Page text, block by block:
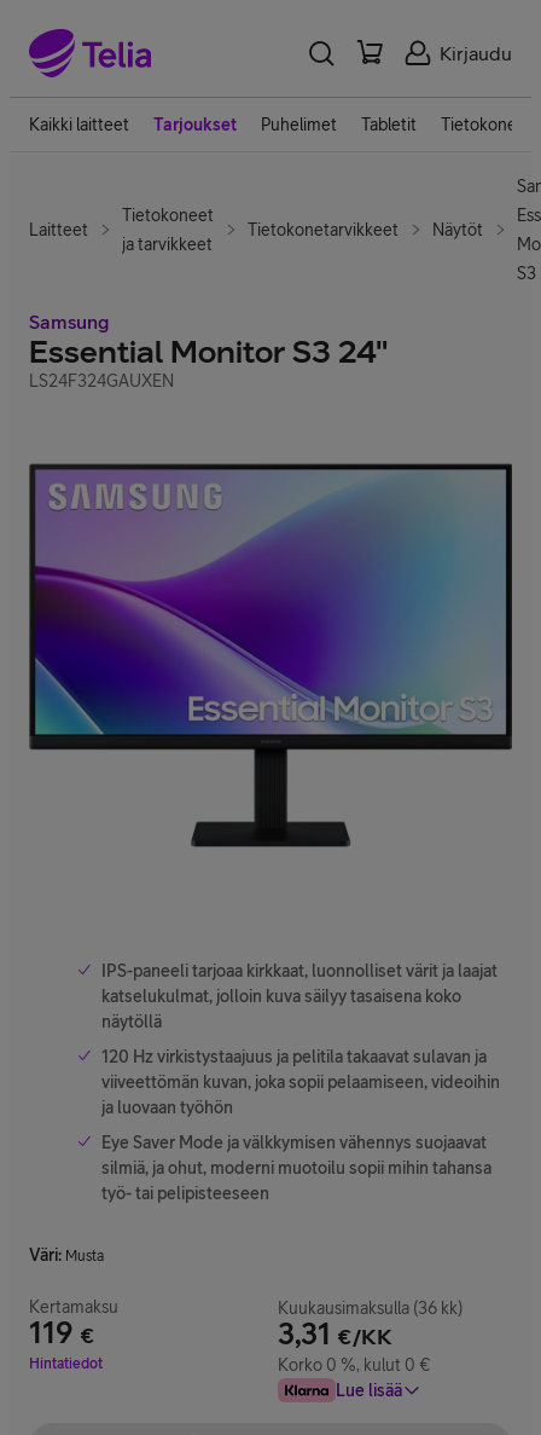
Kirjaudu
Kaikki laitteet Tarjoukset Puhelimet Tabletit Tietokoneet
Laitteet
Tietokoneet
ja tarvikkeet
Tietokonetarvikkeet Näytöt
S3
Samsung
Essential Monitor S3 24"
LS24F324GAUXEN
IPS-paneeli tarjoaa kirkkaat, luonnolliset värit ja laajat
katselukulmat, jolloin kuva säilyy tasaisena koko
näytöllä
120 Hz virkistystaajuus ja pelitila takaavat sulavan ja
viiveettömän kuvan, joka sopii pelaamiseen, videoihin
ja luovaan työhön
Eye Saver Mode ja välkkymisen vähennys suojaavat
silmiä, ja ohut, moderni muotoilu sopii mihin tahansa
työ- tai pelipisteeseen
Väri: Musta
Kertamaksu
119 €
Hinta 119 €
Hintatiedot
Kuukausimaksulla (36 kk)
3,31 €/KK
Korko 0 %, kulut 0 €
Lue lisää